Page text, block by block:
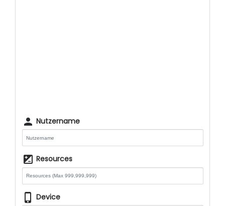
person Nutzername
iso Resources
phone_iphone Device